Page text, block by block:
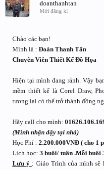
doanthanhtan
Mới đăng kí
Chào các bạn!
Mình là : Đoàn Thanh Tấn
Chuyên Viên Thiết Kế Đồ Họa
Hiện tại mình đang rảnh. Vậy
mềm thiết kế là Corel Draw,
tương lai có thể trở thành đồng
Hãy call cho mình:
(Mình nhận dậy tại nhà)
Học Phí : 2.200.000VNĐ ( cho 1
Lịch học: 3 buổi/ tuần .Mỗi buổi
Lưu ý : Giáo Trình của mình sẽ